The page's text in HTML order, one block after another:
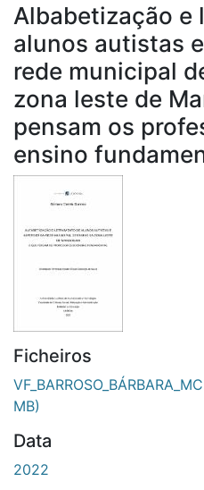
Albabetização e
alunos autistas
rede municipal
zona leste de
pensam os
ensino
Ficheiros
MB)
Data
2022